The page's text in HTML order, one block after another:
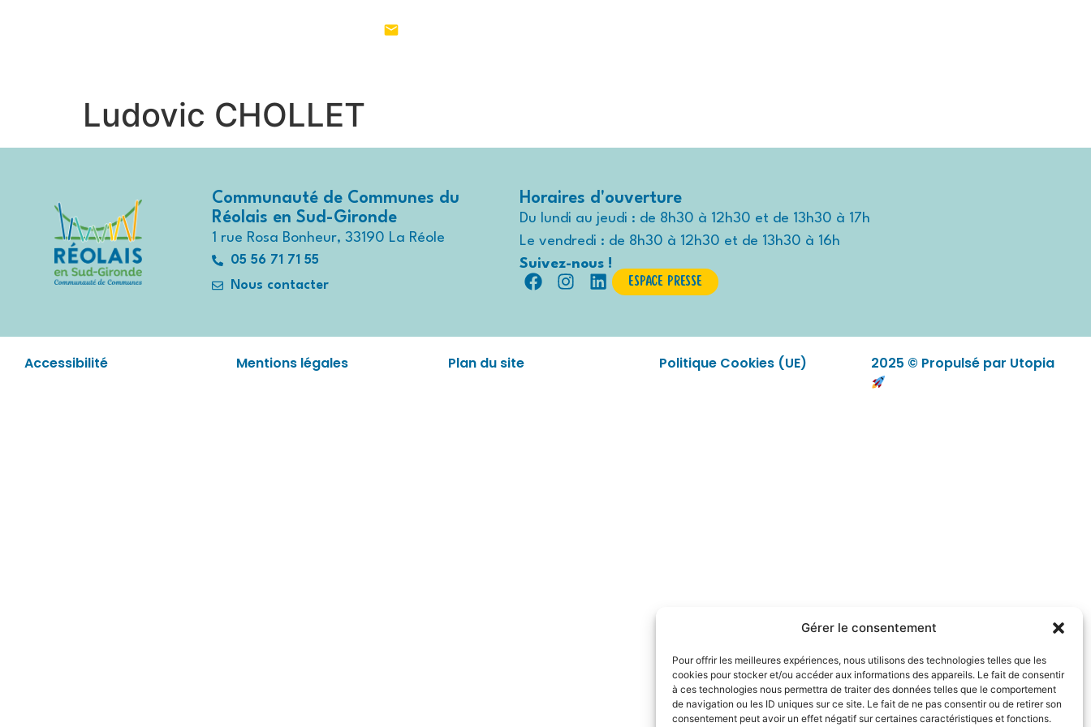
Gérer le consentement
Pour offrir les meilleures expériences, nous utilisons des technologies telles que les
cookies pour stocker et/ou accéder aux informations des appareils. Le fait de consentir
à ces technologies nous permettra de traiter des données telles que le comportement
de navigation ou les ID uniques sur ce site. Le fait de ne pas consentir ou de retirer son
consentement peut avoir un effet négatif sur certaines caractéristiques et fonctions.
Ludovic CHOLLET
Communauté de Communes du
Réolais en Sud-Gironde
1 rue Rosa Bonheur, 33190 La Réole
05 56 71 71 55
Nous contacter
Horaires d'ouverture
Du lundi au jeudi : de 8h30 à 12h30 et de 13h30 à 17h
Le vendredi : de 8h30 à 12h30 et de 13h30 à 16h
Suivez-nous !
Espace presse
Accessibilité Mentions légales Plan du site Politique Cookies (UE) 2025 © Propulsé par Utopia